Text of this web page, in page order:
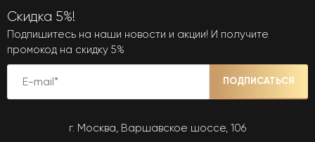
Скидка 5%!
Подпишитесь на наши новости и акции! И получите
промокод на скидку 5%
ПОДПИСАТЬСЯ
г. Москва, Варшавское шоссе, 106